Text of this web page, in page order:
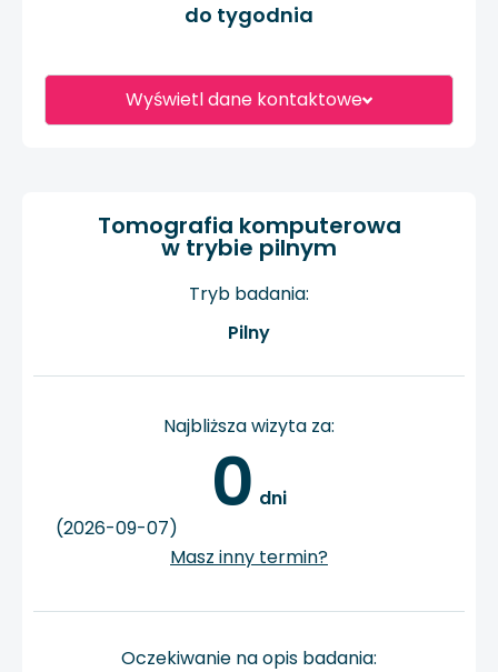
Wyświetl dane kontaktowe
do tygodnia
Tomografia komputerowa
w trybie pilnym
Tryb badania:
Pilny
Najbliższa wizyta za:
0 dni
(2026-09-07)
Masz inny termin?
Oczekiwanie na opis badania: